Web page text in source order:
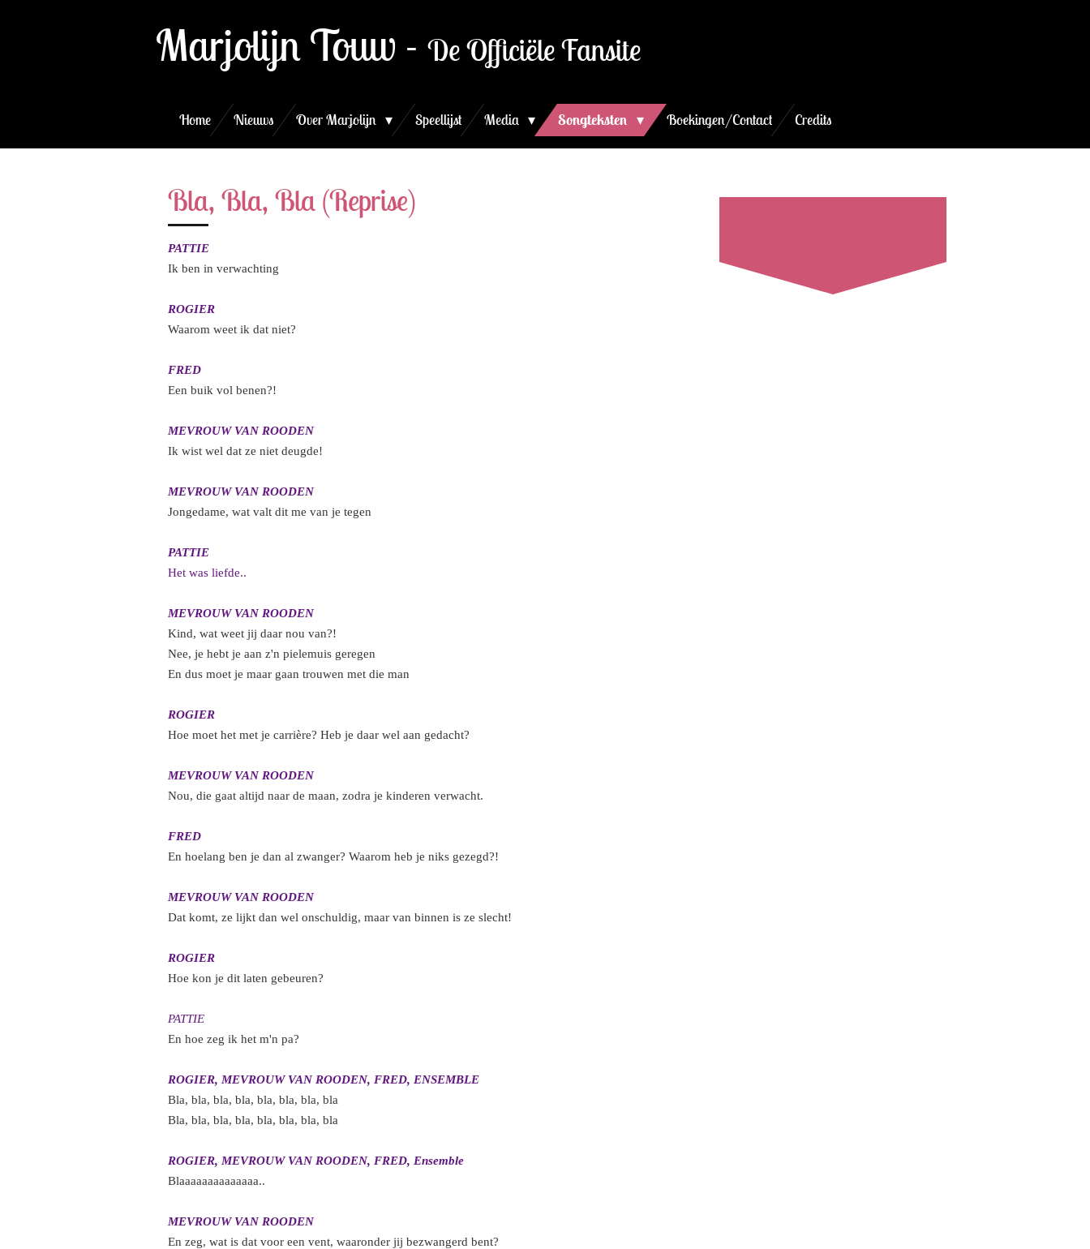
Marjolijn Touw - De Officiële Fansite
Home Nieuws Over Marjolijn Speellijst Media Songteksten Boekingen/Contact Credits
Bla, Bla, Bla (Reprise)
PATTIE
Ik ben in verwachting
ROGIER
Waarom weet ik dat niet?
FRED
Een buik vol benen?!
MEVROUW VAN ROODEN
Ik wist wel dat ze niet deugde!
MEVROUW VAN ROODEN
Jongedame, wat valt dit me van je tegen
PATTIE
Het was liefde..
MEVROUW VAN ROODEN
Kind, wat weet jij daar nou van?!
Nee, je hebt je aan z'n pielemuis geregen
En dus moet je maar gaan trouwen met die man
ROGIER
Hoe moet het met je carrière? Heb je daar wel aan gedacht?
MEVROUW VAN ROODEN
Nou, die gaat altijd naar de maan, zodra je kinderen verwacht.
FRED
En hoelang ben je dan al zwanger? Waarom heb je niks gezegd?!
MEVROUW VAN ROODEN
Dat komt, ze lijkt dan wel onschuldig, maar van binnen is ze slecht!
ROGIER
Hoe kon je dit laten gebeuren?
PATTIE
En hoe zeg ik het m'n pa?
ROGIER, MEVROUW VAN ROODEN, FRED, ENSEMBLE
Bla, bla, bla, bla, bla, bla, bla, bla
Bla, bla, bla, bla, bla, bla, bla, bla
ROGIER, MEVROUW VAN ROODEN, FRED, Ensemble
Blaaaaaaaaaaaaaa..
MEVROUW VAN ROODEN
En zeg, wat is dat voor een vent, waaronder jij bezwangerd bent?